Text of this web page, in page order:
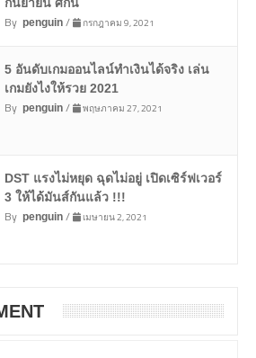
By penguin/ กรกฎาคม 9, 2021
5 อันดับเกมออนไลน์ทำเงินได้จริง เล่น
เกมยังไงให้รวย 2021
By penguin/ พฤษภาคม 27, 2021
DST แรงไม่หยุด ฉุดไม่อยู่ เปิดเซิร์ฟเวอร์
3 ให้ได้มันส์กันแล้ว !!!
By penguin/ เมษายน 2, 2021